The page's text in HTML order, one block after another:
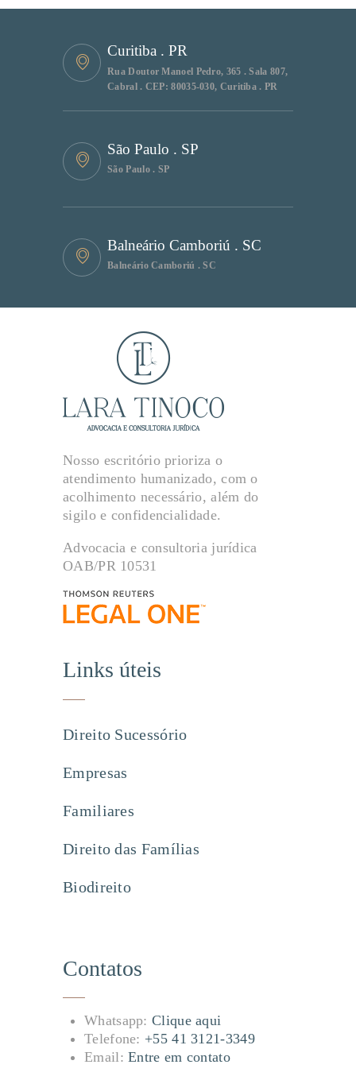
Curitiba . PR
Rua Doutor Manoel Pedro, 365 . Sala 807,
Cabral . CEP: 80035-030, Curitiba . PR
São Paulo . SP
São Paulo . SP
Balneário Camboriú . SC
Balneário Camboriú . SC
Nosso escritório prioriza o
atendimento humanizado, com o
acolhimento necessário, além do
sigilo e confidencialidade.
Advocacia e consultoria jurídica
OAB/PR 10531
Links úteis
Direito Sucessório
Empresas
Familiares
Direito das Famílias
Biodireito
Contatos
Whatsapp:Clique aqui
Telefone: +55 41 3121-3349
Email:Entre em contato